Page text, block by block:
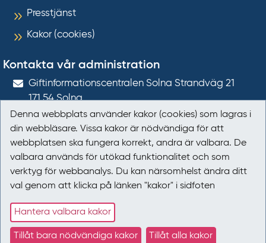
Denna webbplats använder kakor (cookies) som lagras i
din webbläsare. Vissa kakor är nödvändiga för att
webbplatsen ska fungera korrekt, andra är valbara. De
valbara används för utökad funktionalitet och som
verktyg för webbanalys. Du kan närsomhelst ändra ditt
val genom att klicka på länken "kakor" i sidfoten
Hantera valbara kakor
Tillåt bara nödvändiga kakor Tillåt alla kakor
Presstjänst
Kakor (cookies)
Kontakta vår administration
Gift­informations­centralen Solna Strandväg 21
171 54 Solna
giftinformation@gic.se
Följ oss
Följ oss på Facebook